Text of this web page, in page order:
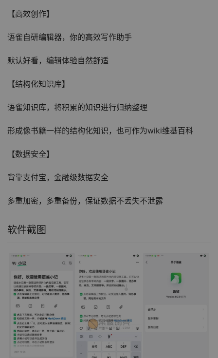
【高效创作】
语雀自研编辑器，你的高效写作助手
默认好看，编辑体验自然舒适
【结构化知识库】
语雀知识库，将积累的知识进行归纳整理
形成像书籍一样的结构化知识，也可作为wiki维基百科
【数据安全】
背靠支付宝，金融级数据安全
多重加密，多重备份，保证数据不丢失不泄露
软件截图